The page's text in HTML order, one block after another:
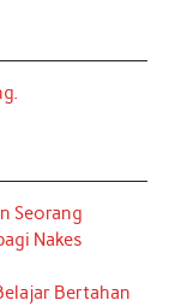
Seorang
Nakes
Bertahan